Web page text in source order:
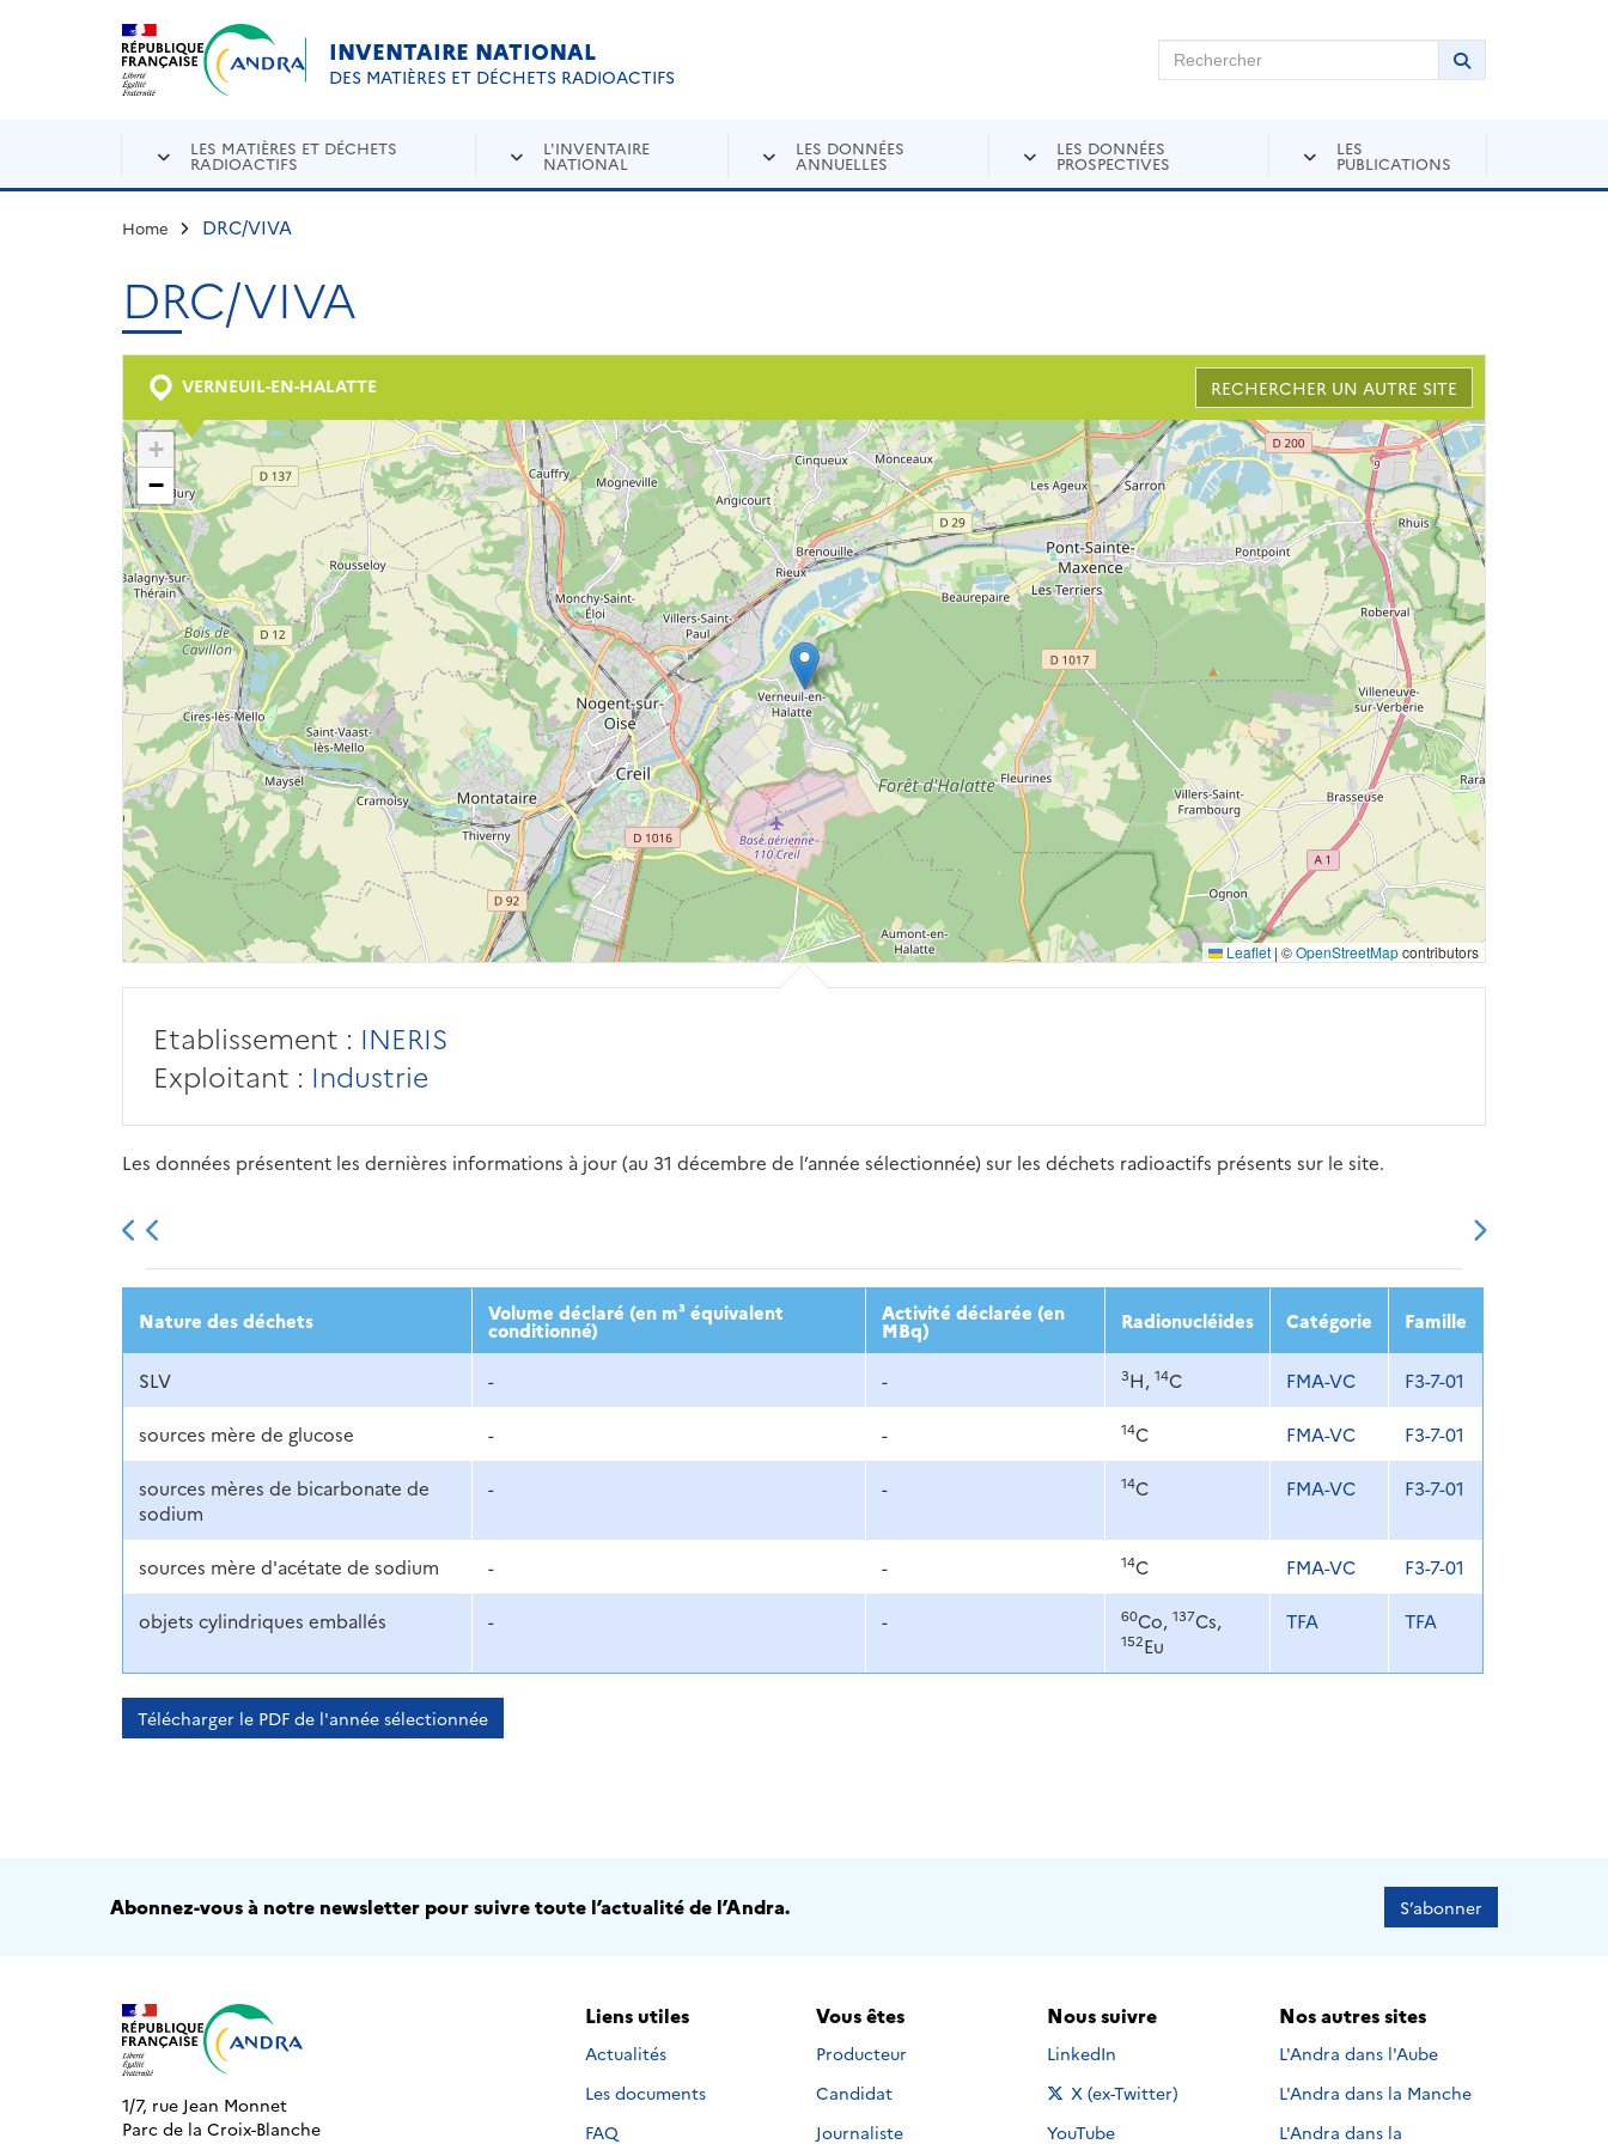
Aller au contenu principal
INVENTAIRE NATIONAL
DES MATIÈRES ET DÉCHETS RADIOACTIFS
Rechercher sur Andra Inventaire Rechercher
Lancer la
LES MATIÈRES ET DÉCHETS
RADIOACTIFS
L'INVENTAIRE
NATIONAL
LES DONNÉES
ANNUELLES
LES DONNÉES
PROSPECTIVES
LES
PUBLICATIONS
Home DRC/VIVA
DRC/VIVA
VERNEUIL-EN-HALATTE RECHERCHER UN AUTRE SITE
+
−
Leaflet | ©OpenStreetMapcontributors
Etablissement : INERIS
Exploitant : Industrie
Les données présentent les dernières informations à jour (au 31 décembre de l’année sélectionnée) sur les déchets radioactifs présents sur le site.
2013 2014 2015 2016 2017 2018 2019 2020 2021 2022 2023
Nature des déchets Volume déclaré (en m³ équivalent
conditionné)
Activité déclarée (en
MBq) Radionucléides Catégorie Famille
SLV - - 3H, 14C FMA-VC F3-7-01
sources mère de glucose - - 14C FMA-VC F3-7-01
sources mères de bicarbonate de
sodium
- - 14C FMA-VC F3-7-01
sources mère d'acétate de sodium - - 14C FMA-VC F3-7-01
objets cylindriques emballés - - 60Co, 137Cs,
152Eu
TFA TFA
Télécharger le PDF de l'année sélectionnée
Abonnez-vous à notre newsletter pour suivre toute l’actualité de l’Andra. S’abonner
1/7, rue Jean Monnet
Parc de la Croix-Blanche
Liens utiles
Actualités
Les documents
FAQ
Vous êtes
Producteur
Candidat
Journaliste
Nous suivre
Nous suivre sur
LinkedIn
Nous suivre sur
X (ex-Twitter)
Nous suivre sur
YouTube
Nos autres sites
L'Andra dans l'Aube
L'Andra dans la Manche
L'Andra dans la